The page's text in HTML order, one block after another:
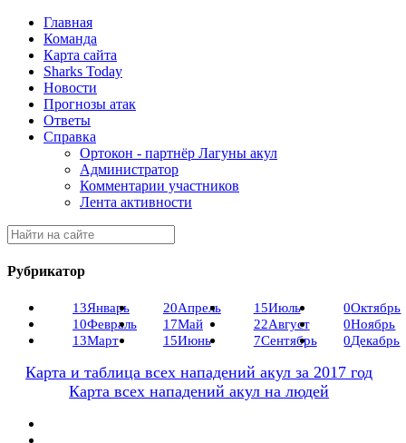
Главная
Команда
Карта сайта
Sharks Today
Новости
Прогнозы атак
Ответы
Справка
Ортокон - партнёр Лагуны акул
Администратор
Комментарии участников
Лента активности
Рубрикатор
13Январь
10Февраль
13Март
20Апрель
17Май
15Июнь
15Июль
22Август
7Сентябрь
0Октябрь
0Ноябрь
0Декабрь
Карта и таблица всех нападений акул за 2017 год
Карта всех нападений акул на людей